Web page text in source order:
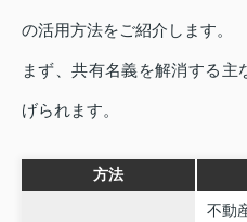
の活用方法をご紹介します。
まず、共有名義を解消する
げられます。
方法
不動